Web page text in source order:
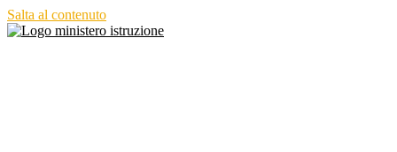
Salta al contenuto